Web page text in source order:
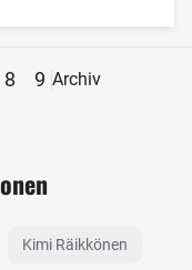
8 9 Archiv
Kimi Räikkönen